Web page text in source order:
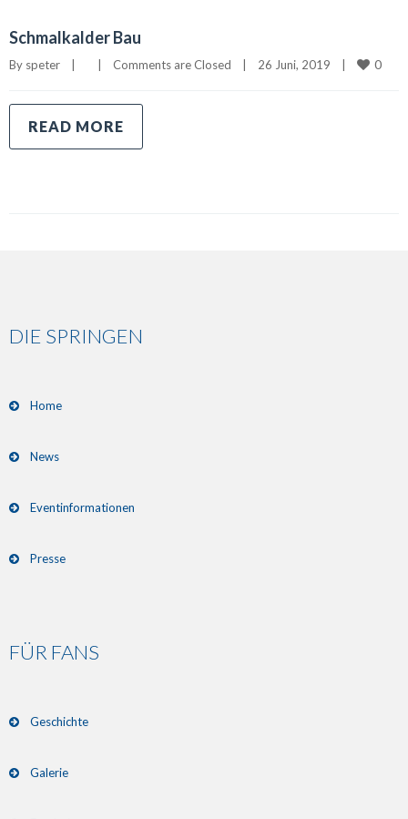
Schmalkalder Bau
By speter Comments are Closed 26 Juni, 2019 0
READ MORE
DIE SPRINGEN
Home
News
Eventinformationen
Presse
FÜR FANS
Geschichte
Galerie